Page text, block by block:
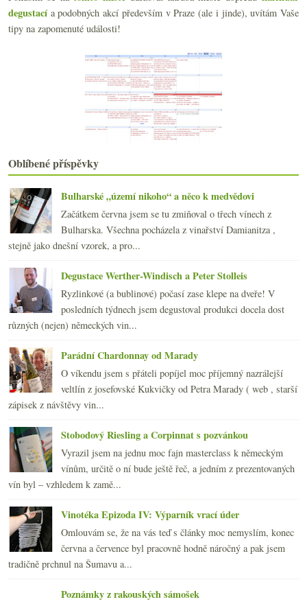
Mladé Vermentino a zralejší Arneis
Riedel vyhrožující a pár vinných zpráv
Minivertikála pinotu z Egeru
VOCčkový veltlín a jeden odlišně minimální
Osvěžení pár lahvemi prosecca Bisol
(23)
► dubna (21)
►března(22)
►února
►ledna
►2014(254)
► 2013 (249)
2012
2011 (252)
►2010(249)
►2009(249)
►2008(270)
►2007(108)
degustacía podobných akcí především v Praze (ale i jinde), uvítám Vaše
tipy na zapomenuté události!
Oblíbené příspěvky
Bulharské „území nikoho“ a něco k medvědovi
Začátkem června jsem se tu zmiňoval o třech vínech z
Bulharska. Všechna pocházela z vinařství Damianitza ,
stejně jako dnešní vzorek, a pro...
Degustace Werther-Windisch a Peter Stolleis
Ryzlinkové (a bublinové) počasí zase klepe na dveře! V
posledních týdnech jsem degustoval produkci docela dost
různých (nejen) německých vin...
Parádní Chardonnay od Marady
O víkendu jsem s přáteli popíjel moc příjemný nazrálejší
veltlín z josefovské Kukvičky od Petra Marady ( web , starší
zápisek z návštěvy vin...
Stobodový Riesling a Corpinnat s pozvánkou
Vyrazil jsem na jednu moc fajn masterclass k německým
vínům, určitě o ní bude ještě řeč, a jedním z prezentovaných
vín byl – vzhledem k zamě...
Vinotéka Epizoda IV: Výparník vrací úder
Omlouvám se, že na vás teď s články moc nemyslím, konec
června a července byl pracovně hodně náročný a pak jsem
tradičně prchnul na Šumavu a...
Poznámky z rakouských sámošek